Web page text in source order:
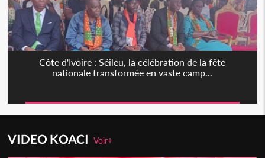
Côte d'Ivoire : Séileu, la célébration de la fête
nationale transformée en vaste camp...
VIDEO KOACIVoir+